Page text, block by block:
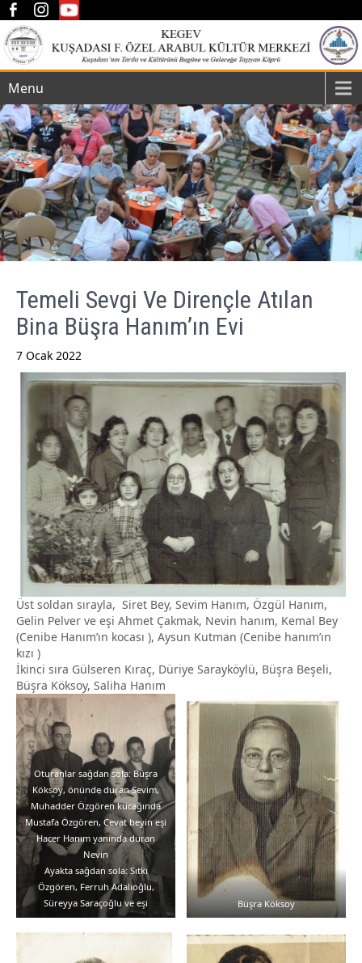
Menu
Temeli Sevgi Ve Dirençle Atılan
Bina Büşra Hanım’ın Evi
7 Ocak 2022
Üst soldan sırayla, Siret Bey, Sevim Hanım, Özgül Hanım,
Gelin Pelver ve eşi Ahmet Çakmak, Nevin hanım, Kemal Bey
(Cenibe Hanım’ın kocası ), Aysun Kutman (Cenibe hanım’ın
kızı )
İkinci sıra Gülseren Kıraç, Düriye Sarayköylü, Büşra Beşeli,
Büşra Köksoy, Saliha Hanım
Oturanlar sağdan sola: Büşra
Köksoy, önünde duran Sevim,
Muhadder Özgören kucağında
Mustafa Özgören, Cevat beyin eşi
Hacer Hanım yanında duran
Nevin
Ayakta sağdan sola: Sıtkı
Özgören, Ferruh Adalıoğlu,
Süreyya Saraçoğlu ve eşi
Büşra Köksoy